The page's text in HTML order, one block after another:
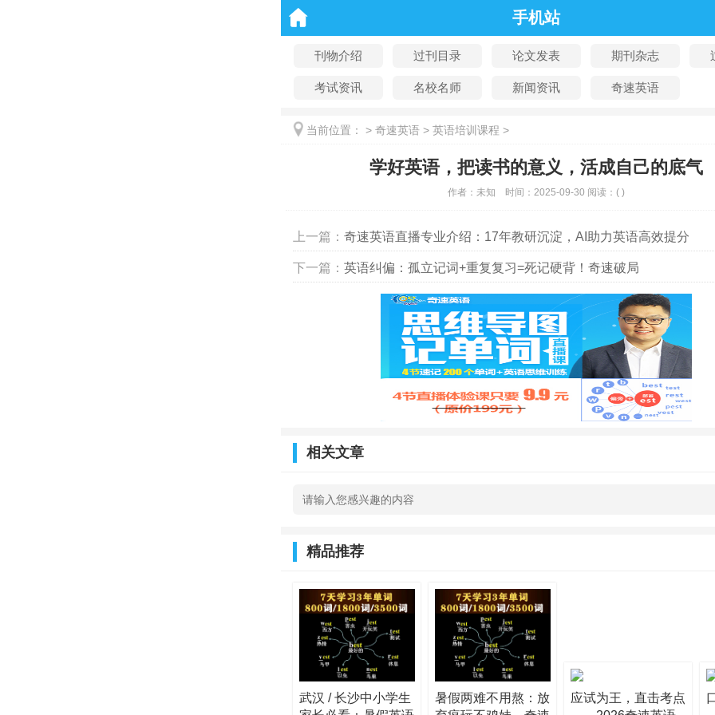
手机站
刊物介绍 过刊目录 论文发表 期刊杂志
考试资讯 名校名师 新闻资讯 奇速英语
当前位置： > 奇速英语 > 英语培训课程 >
学好英语，把读书的意义，活成自己的底气
作者： 未知 时间： 2025-09-30 阅读： ( )
上一篇： 奇速英语直播专业介绍：17年教研沉淀，AI助力英语高效提分
下一篇： 英语纠偏：孤立记词+重复复习=死记硬背！奇速破局
相关文章
精品推荐
武汉 / 长沙中小学生
暑假两难不用熬：放
应试为王，直击考点